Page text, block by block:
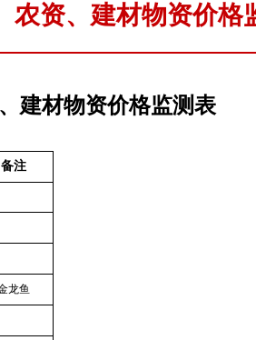
农资、建材物资价格
建材物资价格监测表
备注
龙鱼